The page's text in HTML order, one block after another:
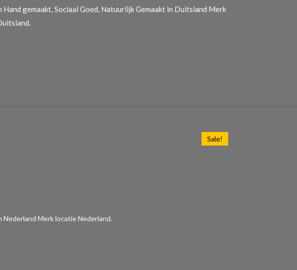
Hand gemaakt, Sociaal Goed, Natuurlijk Gemaakt in Duitsland Merk
Sale!
Merk locatie Nederland.